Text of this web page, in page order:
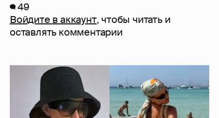
49
Войдите в аккаунт, чтобы читать и
оставлять комментарии